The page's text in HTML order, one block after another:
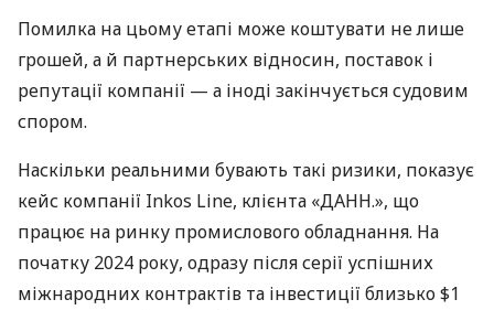
Помилка на цьому етапі може коштувати не лише
грошей, а й партнерських відносин, поставок і
репутації компанії — а іноді закінчується судовим
спором.
Наскільки реальними бувають такі ризики, показує
кейс компанії Inkos Line, клієнта «ДАНН.», що
працює на ринку промислового обладнання. На
початку 2024 року, одразу після серії успішних
міжнародних контрактів та інвестиції близько $1